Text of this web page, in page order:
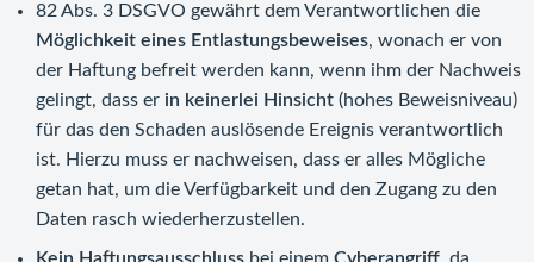
82 Abs. 3 DSGVO gewährt dem Verantwortlichen die
Möglichkeit eines Entlastungsbeweises, wonach er von
der Haftung befreit werden kann, wenn ihm der Nachweis
gelingt, dass er in keinerlei Hinsicht (hohes Beweisniveau)
für das den Schaden auslösende Ereignis verantwortlich
ist. Hierzu muss er nachweisen, dass er alles Mögliche
getan hat, um die Verfügbarkeit und den Zugang zu den
Daten rasch wiederherzustellen.